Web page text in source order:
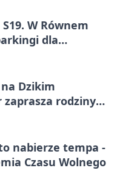
W Równem
dla
Dzikim
zaprasza rodziny
nabierze tempa -
Czasu Wolnego